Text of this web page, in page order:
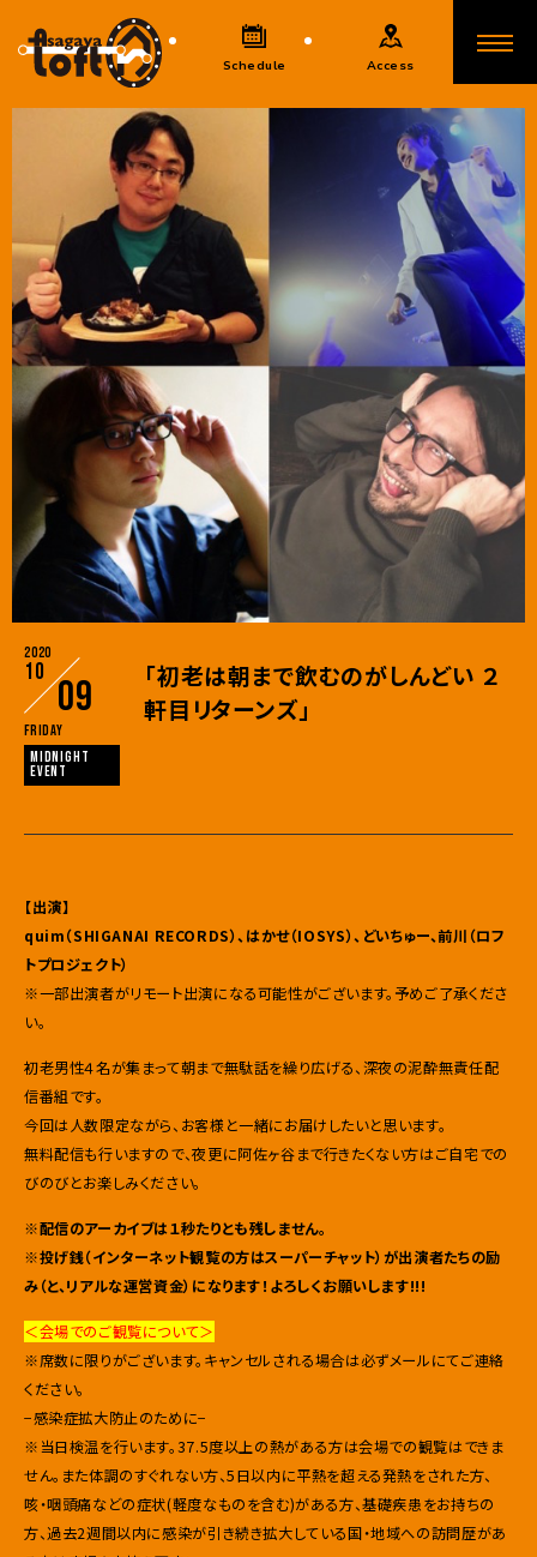
Schedule Access
2020
10
09
Friday
MIDNIGHT
EVENT
「初老は朝まで飲むのがしんどい ２
軒目リターンズ」
【出演】
quim（SHIGANAI RECORDS）、はかせ（IOSYS）、どいちゅー、前川（ロフ
トプロジェクト）
※一部出演者がリモート出演になる可能性がございます。予めご了承くださ
い。
初老男性４名が集まって朝まで無駄話を繰り広げる、深夜の泥酔無責任配
信番組です。
今回は人数限定ながら、お客様と一緒にお届けしたいと思います。
無料配信も行いますので、夜更に阿佐ヶ谷まで行きたくない方はご自宅での
びのびとお楽しみください。
※配信のアーカイブは１秒たりとも残しません。
※投げ銭（インターネット観覧の方はスーパーチャット）が出演者たちの励
み（と、リアルな運営資金）になります！よろしくお願いします!!!
＜会場でのご観覧について＞
※席数に限りがございます。キャンセルされる場合は必ずメールにてご連絡
ください。
−感染症拡大防止のために−
※当日検温を行います。37.5度以上の熱がある方は会場での観覧はできま
せん。また体調のすぐれない方、5日以内に平熱を超える発熱をされた方、
咳・咽頭痛などの症状(軽度なものを含む)がある方、基礎疾患をお持ちの
方、過去2週間以内に感染が引き続き拡大している国・地域への訪問歴があ